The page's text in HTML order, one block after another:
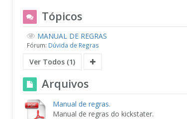
Tópicos
MANUAL DE REGRAS
Fórum: Dúvida de Regras
Ver Todos (1)
Arquivos
Manual de regras.
Manual de regras do kickstater.